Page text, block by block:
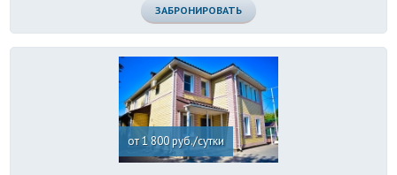
ЗАБРОНИРОВАТЬ
от 1 800 руб./сутки